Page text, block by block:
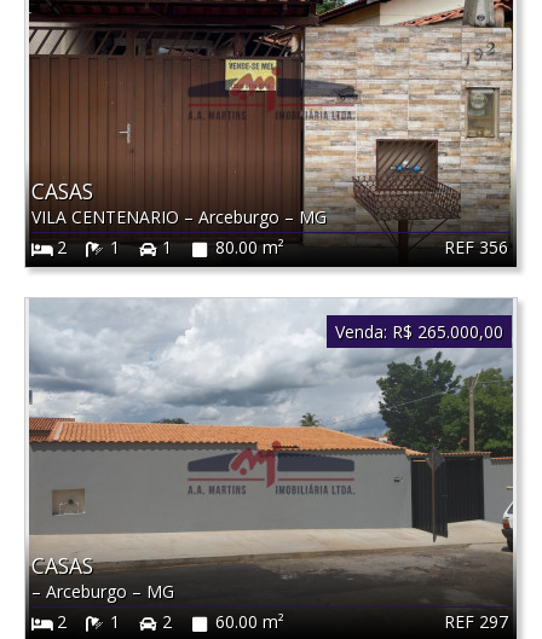
REF 356
CASAS
VILA CENTENARIO – Arceburgo – MG
2
1 1 80.00 m²
REF 297
CASAS
– Arceburgo – MG
2
1 2 60.00 m²
Venda: R$ 265.000,00